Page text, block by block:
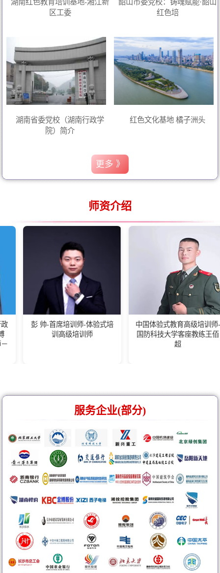
湖南红色教育培训基地-湘江新
区工委
韶山市委党校：铸魂赋能·韶山
红色培
湖南省委党校（湖南行政学
院）简介
红色文化基地 橘子洲头
更多 》
师资介绍
-首席培训师-体验式培
训高级培训师
中国体验式教育高级培训师-
国防科技大学客座教练王佰
湖南
会长,
服务企业(部分)